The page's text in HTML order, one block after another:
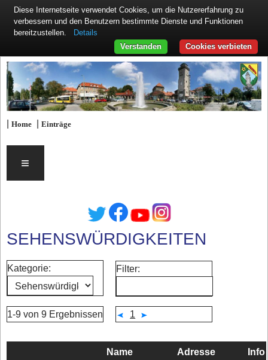
|Home |Einträge
≡
SEHENSWÜRDIGKEITEN
Kategorie: Filter:
1-9 von 9 Ergebnissen 1
Name Adresse Info
Diese Internetseite verwendet Cookies, um die Nutzererfahrung zu
verbessern und den Benutzern bestimmte Dienste und Funktionen
bereitzustellen.
Details
Cookies verbieten
Verstanden